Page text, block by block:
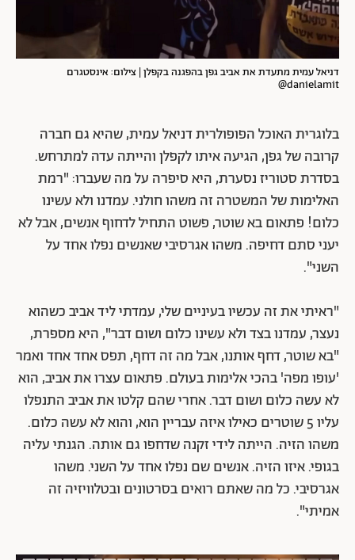
דניאל עמית מתעדת את אביב גפן בהפגנה בקפלן | צילום: אינסטגרם
danielamit@
בלוגרית האוכל הפופולרית דניאל עמית, שהיא גם חברה
קרובה של גפן, הגיעה איתו לקפלן והייתה עדה למתרחש.
בסדרת סטוריז נסערת, היא סיפרה על מה שעברו: "רמת
האלימות של המשטרה זה משהו חולני. עמדנו ולא עשינו
כלום! פתאום בא שוטר, פשוט התחיל לדחוף אנשים, אבל לא
יעני סתם דחיפה. משהו אגרסיבי שאנשים נפלו אחד על
השני".
"ראיתי את זה עכשיו בעיניים שלי, עמדתי ליד אביב כשהוא
נעצר, עמדנו בצד ולא עשינו כלום ושום דבר", היא מספרת,
"בא שוטר, דחף אותנו, אבל מה זה דחף, תפס אחד אחד ואמר
'עופו מפה' בהכי אלימות בעולם. פתאום עצרו את אביב, הוא
לא עשה כלום ושום דבר. אחרי שהם קלטו את אביב התנפלו
עליו 5 שוטרים כאילו איזה עבריין הוא, והוא לא עשה כלום.
משהו הזיה. הייתה לידי זקנה שדחפו גם אותה. הגנתי עליה
בגופי. איזו הזיה. אנשים שם נפלו אחד על השני. משהו
אגרסיבי. כל מה שאתם רואים בסרטונים ובטלוויזיה זה
אמיתי".